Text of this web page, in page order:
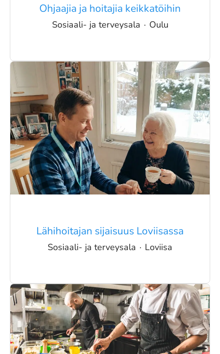
Ohjaajia ja hoitajia keikkatöihin
Sosiaali- ja terveysala · Oulu
Lähihoitajan sijaisuus Loviisassa
Sosiaali- ja terveysala · Loviisa